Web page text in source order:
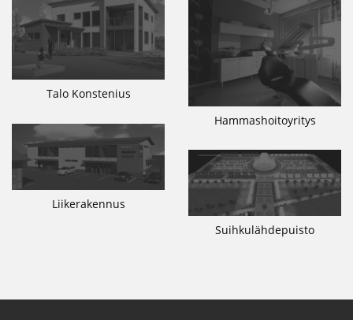
Talo Konstenius
Hammashoitoyritys
Liikerakennus
Suihkulähdepuisto